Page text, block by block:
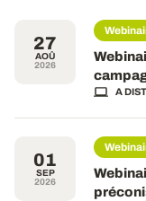
27
AOÛ
2026
A
01
SEP
2026